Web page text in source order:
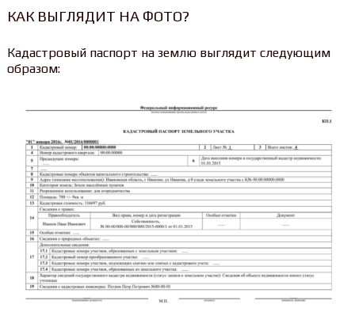
КАК ВЫГЛЯДИТ НА ФОТО?
Кадастровый паспорт на землю выглядит следующим
образом: